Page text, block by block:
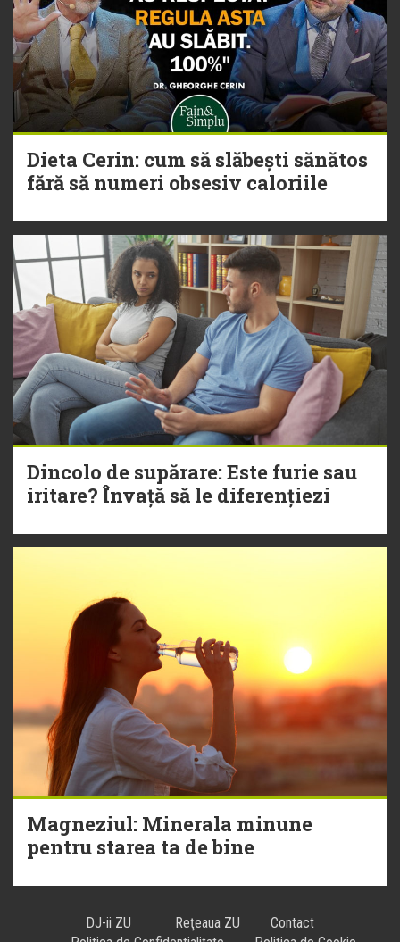
Dieta Cerin: cum să slăbești sănătos
fără să numeri obsesiv caloriile
Dincolo de supărare: Este furie sau
iritare? Învață să le diferențiezi
Magneziul: Minerala minune
pentru starea ta de bine
DJ-ii ZU Reţeaua ZU
Contact